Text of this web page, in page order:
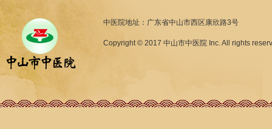
中医院地址：广东省中山市西区康欣路3号
Copyright © 2017 中山市中医院 Inc. All rights